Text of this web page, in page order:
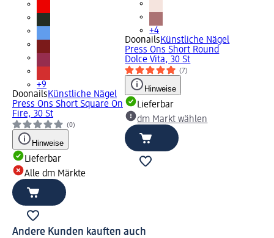
+9
DoonailsKünstliche Nägel
Press Ons Short Square On
Fire, 30 St
(0)
Hinweise
Lieferbar
Alle dm Märkte
+4
DoonailsKünstliche Nägel
Press Ons Short Round
Dolce Vita, 30 St
(7)
Hinweise
Lieferbar
dm Markt wählen
Andere Kunden kauften auch